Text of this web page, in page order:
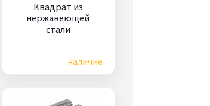
Квадрат из
нержавеющей
стали
наличие